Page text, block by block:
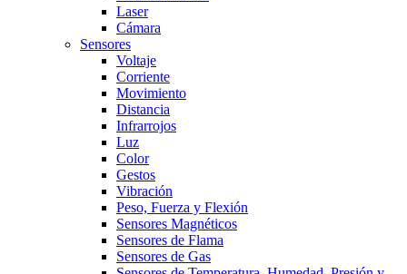
Laser
Cámara
Sensores
Voltaje
Corriente
Movimiento
Distancia
Infrarrojos
Luz
Color
Gestos
Vibración
Peso, Fuerza y Flexión
Sensores Magnéticos
Sensores de Flama
Sensores de Gas